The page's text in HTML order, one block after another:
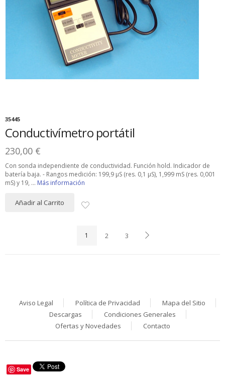
35445
Conductivímetro portátil
230,00 €
Con sonda independiente de conductividad. Función hold. Indicador de
batería baja. - Rangos medición: 199,9 µS (res. 0,1 µS), 1,999 mS (res. 0,001
mS) y 19, ... Más información
Añadir al Carrito
1 2 3
Aviso Legal Política de Privacidad
Mapa del Sitio
Descargas
Condiciones Generales
Ofertas y Novedades
Contacto
Save